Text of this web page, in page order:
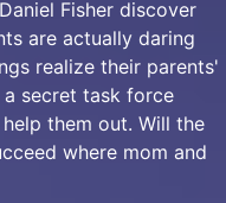
Fisher discover
are actually daring
realize their parents'
secret task force
them out. Will the
where mom and